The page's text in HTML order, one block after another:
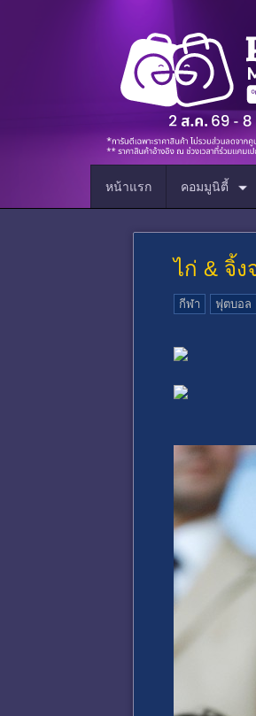
หน้าแรก คอมมูนิตี้
ไก่ & จิ้
กีฬา ฟุตบอล